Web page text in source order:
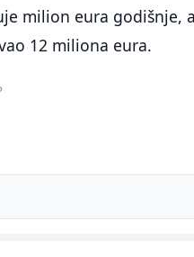
milion eura godišnje, a
12 miliona eura.